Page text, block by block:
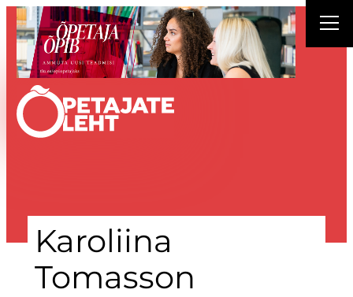
Liigu
sisu
juurde
Karoliina
Tomasson